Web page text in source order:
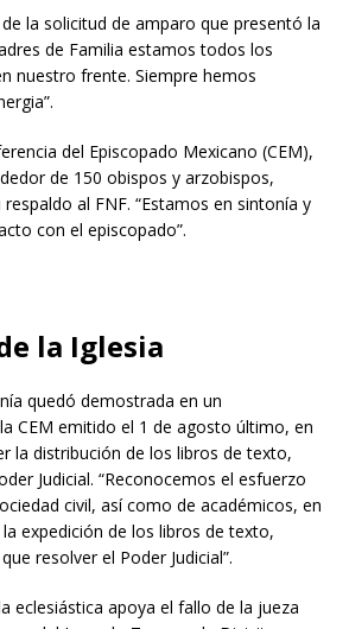
la solicitud de amparo que presentó la
de Familia estamos todos los
nuestro frente. Siempre hemos
del Episcopado Mexicano (CEM),
de 150 obispos y arzobispos,
al FNF. “Estamos en sintonía y
con el episcopado”.
la Iglesia
quedó demostrada en un
CEM emitido el 1 de agosto último, en
la distribución de los libros de texto,
Judicial. “Reconocemos el esfuerzo
civil, así como de académicos, en
expedición de los libros de texto,
resolver el Poder Judicial”.
eclesiástica apoya el fallo de la jueza